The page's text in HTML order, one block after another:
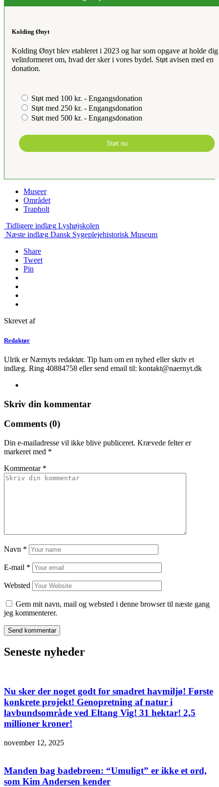
Kolding Ønyt
Kolding Ønyt blev etableret i 2023 og har som opgave at holde dig
velinformeret om, hvad der sker i vores bydel. Støt avisen med en
donation.
Støt med 100 kr. - Engangsdonation
Støt med 250 kr. - Engangsdonation
Støt med 500 kr. - Engangsdonation
Støt nu
Museer
Området
Trapholt
Tidligere indlæg Lyshøjskolen
Næste indlæg Dansk Sygeplejehistorisk Museum
Share
Tweet
Pin
Skrevet af
Redaktør
Ulrik er Nærnyts redaktør. Tip ham om en nyhed eller skriv et
indlæg. Ring 40884758 eller send email til: kontakt@naernyt.dk
Skriv din kommentar
Comments (0)
Din e-mailadresse vil ikke blive publiceret. Krævede felter er
markeret med *
Kommentar *
Navn *
E-mail *
Websted
Gem mit navn, mail og websted i denne browser til næste gang
jeg kommenterer.
Seneste nyheder
Nu sker der noget godt for smadret havmiljø! Første
konkrete projekt! Genopretning af natur i
lavbundsområde ved Eltang Vig! 31 hektar! 2,5
millioner kroner!
november 12, 2025
Manden bag badebroen: “Umuligt” er ikke et ord,
som Kim Andersen kender